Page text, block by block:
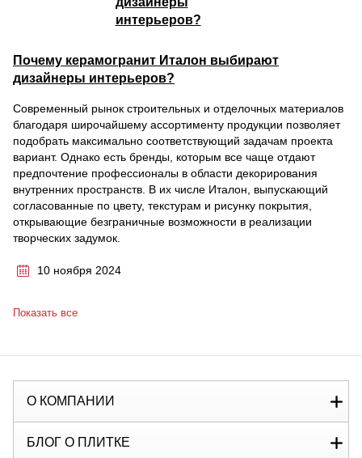
Почему керамогранит Италон выбирают
дизайнеры интерьеров?
Современный рынок строительных и отделочных материалов
благодаря широчайшему ассортименту продукции позволяет
подобрать максимально соответствующий задачам проекта
вариант. Однако есть бренды, которым все чаще отдают
предпочтение профессионалы в области декорирования
внутренних пространств. В их числе Италон, выпускающий
согласованные по цвету, текстурам и рисунку покрытия,
открывающие безграничные возможности в реализации
творческих задумок.
10 ноября 2024
Показать все
О КОМПАНИИ
БЛОГ О ПЛИТКЕ